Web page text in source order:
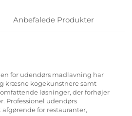
Anbefalede Produkter
for udendørs madlavning har
kræsne kogekunstnere samt
løsninger, der forhøjer
Professionel udendørs
for restauranter,